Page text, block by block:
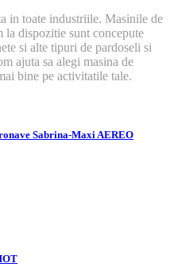
in toate industriile. Masinile de
la dispozitie sunt concepute
si alte tipuri de pardoseli si
ajuta sa alegi masina de
bine pe activitatile tale.
Sabrina-Maxi AEREO